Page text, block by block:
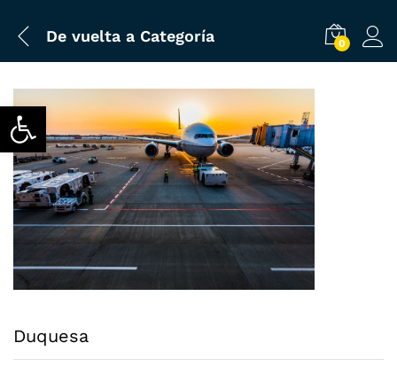
Abrir barra de herramientas
De vuelta a Categoría 0
Duquesa